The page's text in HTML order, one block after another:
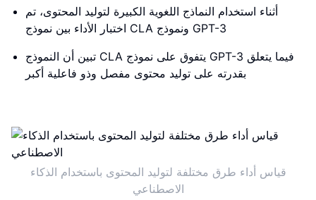
أثناء استخدام النماذج اللغوية الكبيرة لتوليد المحتوى، تم
اختبار الأداء بين نموذج CLA ونموذج GPT-3
تبين أن النموذج CLA يتفوق على نموذج GPT-3 فيما يتعلق
بقدرته على توليد محتوى مفصل وذو فاعلية أكبر
قياس أداء طرق مختلفة لتوليد المحتوى باستخدام الذكاء
الاصطناعي